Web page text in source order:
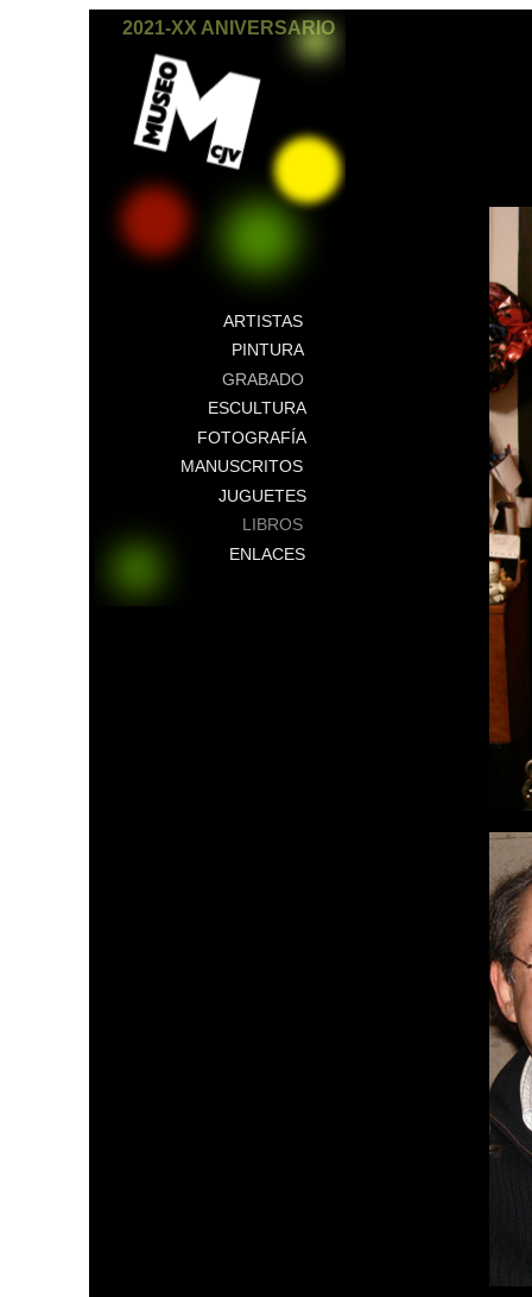
2021-XX ANIVERSARIO
ARTISTAS
PINTURA
GRABADO
ESCULTURA
FOTOGRAFÍA
MANUSCRITOS
JUGUETES
LIBROS
ENLACES